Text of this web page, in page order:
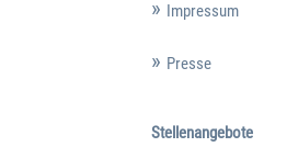
Impressum
Presse
Stellenangebote